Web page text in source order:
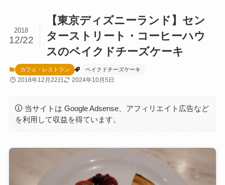
【東京ディズニーランド】セン
ターストリート・コーヒーハウ
スのベイクドチーズケーキ
2018
12/22
カフェ・レストラン ベイクドチーズケーキ
2018年12月22日 2024年10月5日
当サイトは Google Adsense、アフィリエイト広告など
を利用して収益を得ています。